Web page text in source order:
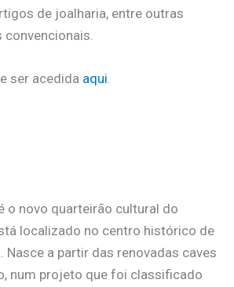
de joalharia, entre outras
ser acedida aqui.
o novo quarteirão cultural do
localizado no centro histórico de
Nasce a partir das renovadas caves
num projeto que foi classificado